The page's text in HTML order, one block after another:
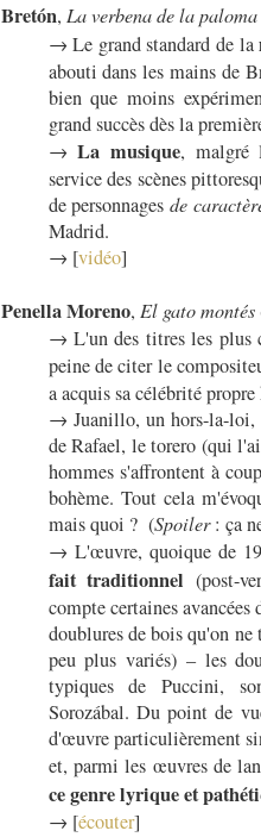
Bretón, La verbena de la paloma
→ Le grand standard de la
abouti dans les mains de
bien que moins
grand succès dès la
→La musique, malgré
service des scènes
de personnagesde
Madrid.
→ [vidéo]
Penella Moreno, El gato montés
→ L'un des titres les plus
peine de citer le
a acquis sa célébrité
→ Juanillo, un hors-la-loi,
de Rafael, le torero (qui
hommes s'affrontent à
bohème. Tout cela
mais quoi ? (Spoiler: ça
→ L'œuvre, quoique de
fait traditionnel (post-
compte certaines
doublures de bois qu'on ne
peu plus variés) – les
typiques de Puccini,
Sorozábal. Du point de
d'œuvre particulièrement
et, parmi les œuvres de
ce genre lyrique et
→ [écouter]